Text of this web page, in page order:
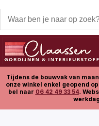
Tijdens de bouwvak van
onze winkel enkel geopend
bel naar 06 42 49 33 54.